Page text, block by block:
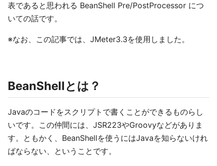
表であると思われる BeanShell Pre/PostProcessor につ
いての話です。
※なお、この記事では、JMeter3.3を使用しました。
BeanShellとは？
Javaのコードをスクリプトで書くことができるものらし
いです。この仲間には、JSR223やGroovyなどがありま
す。ともかく、BeanShellを使うにはJavaを知らないけれ
ばならない、ということです。